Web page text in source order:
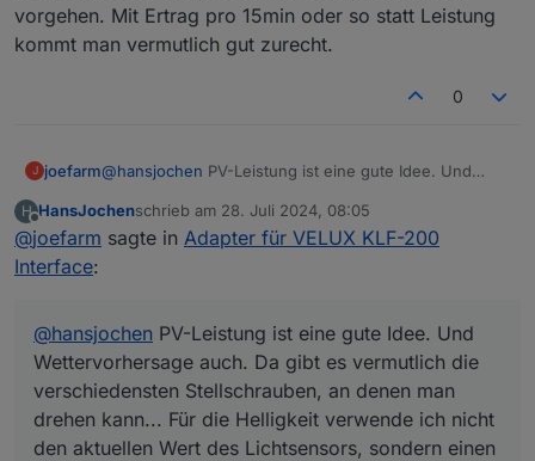
vorgehen. Mit Ertrag pro 15min oder so statt Leistung
kommt man vermutlich gut zurecht.
0
J joefarm@hansjochen PV-Leistung ist eine gute Idee. Und
verschiedensten Stellschrauben, an denen man
drehen kann... Für die Helligkeit verwende ich nicht
vorgehen. Mit Ertrag pro 15min oder so statt Leistung
kommt man vermutlich gut zurecht.
H
Offline
HansJochenschrieb am 28. Juli 2024, 08:05
zuletzt editiert von
@joefarm sagte in Adapter für VELUX KLF-200
Interface:
@hansjochen PV-Leistung ist eine gute Idee. Und
Wettervorhersage auch. Da gibt es vermutlich die
verschiedensten Stellschrauben, an denen man
drehen kann... Für die Helligkeit verwende ich nicht
den aktuellen Wert des Lichtsensors, sondern einen